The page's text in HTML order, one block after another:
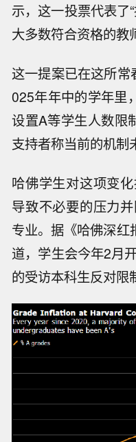
示，这一投票代表了
大多数符合资格的教
这一提案已在这所
025年年中的学年里
设置A等学生人数限
支持者称当前的机制
哈佛学生对这项变
导致不必要的压力
专业。据《哈佛深
道，学生会今年2月
的受访本科生反对限